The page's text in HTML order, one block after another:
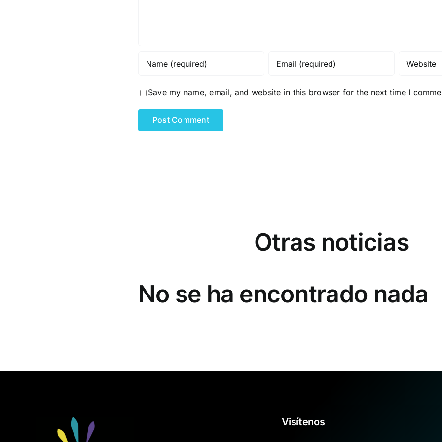
Save my name, email, and website in this browser for the next time I
Otras noticias
No se ha encontrado nada
Visítenos